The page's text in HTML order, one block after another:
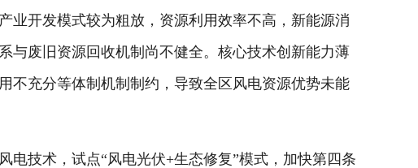
业开发模式较为粗放，资源利用效率不高，新能源消
与废旧资源回收机制尚不健全。核心技术创新能力薄
不充分等体制机制制约，导致全区风电资源优势未能
技术，试点“风电光伏+生态修复”模式，加快第四条